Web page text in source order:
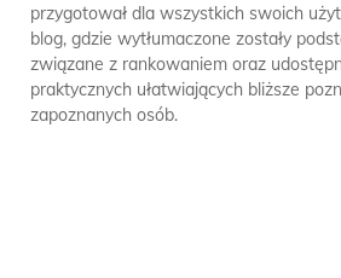
przygotował dla wszystkich swoich
blog, gdzie wytłumaczone zostały
związane z rankowaniem oraz
praktycznych ułatwiających bliższe
zapoznanych osób.